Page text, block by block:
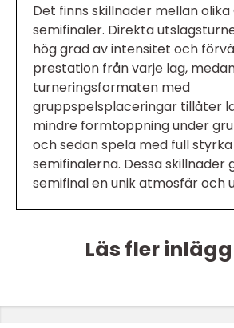
Det finns skillnader mellan olika
semifinaler. Direkta
hög grad av intensitet och
prestation från varje lag,
turneringsformaten med
gruppspelsplaceringar tillåter
mindre formtoppning under
och sedan spela med full styrka
semifinalerna. Dessa skillnader
semifinal en unik atmosfär och
Läs fler